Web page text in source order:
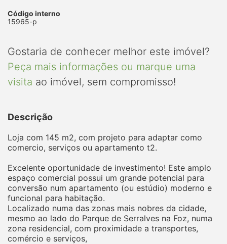
Código interno
15965-p
Gostaria de conhecer melhor este imóvel?
Peça mais informações ou marque uma
visita ao imóvel, sem compromisso!
Descrição
Loja com 145 m2, com projeto para adaptar como
comercio, serviços ou apartamento t2.
Excelente oportunidade de investimento! Este amplo
espaço comercial possui um grande potencial para
conversão num apartamento (ou estúdio) moderno e
funcional para habitação.
Localizado numa das zonas mais nobres da cidade,
mesmo ao lado do Parque de Serralves na Foz, numa
zona residencial, com proximidade a transportes,
comércio e serviços,